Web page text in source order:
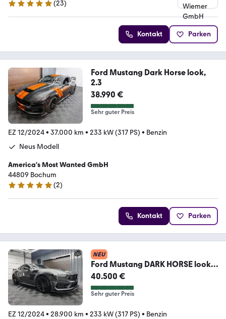
5 Sterne (23)
Kontakt Parken
Ford Mustang Dark Horse look,
2.3
38.990 €
Sehr guter Preis
EZ 12/2024• 37.000 km • 233 kW (317 PS) • Benzin
Neus Modell
America's Most Wanted GmbH
44809 Bochum
4.8 Sterne
(2)
Kontakt Parken
NEU
Ford Mustang DARK HORSE look,
2.3
40.500 €
Sehr guter Preis
EZ 12/2024• 28.900 km • 233 kW (317 PS) • Benzin